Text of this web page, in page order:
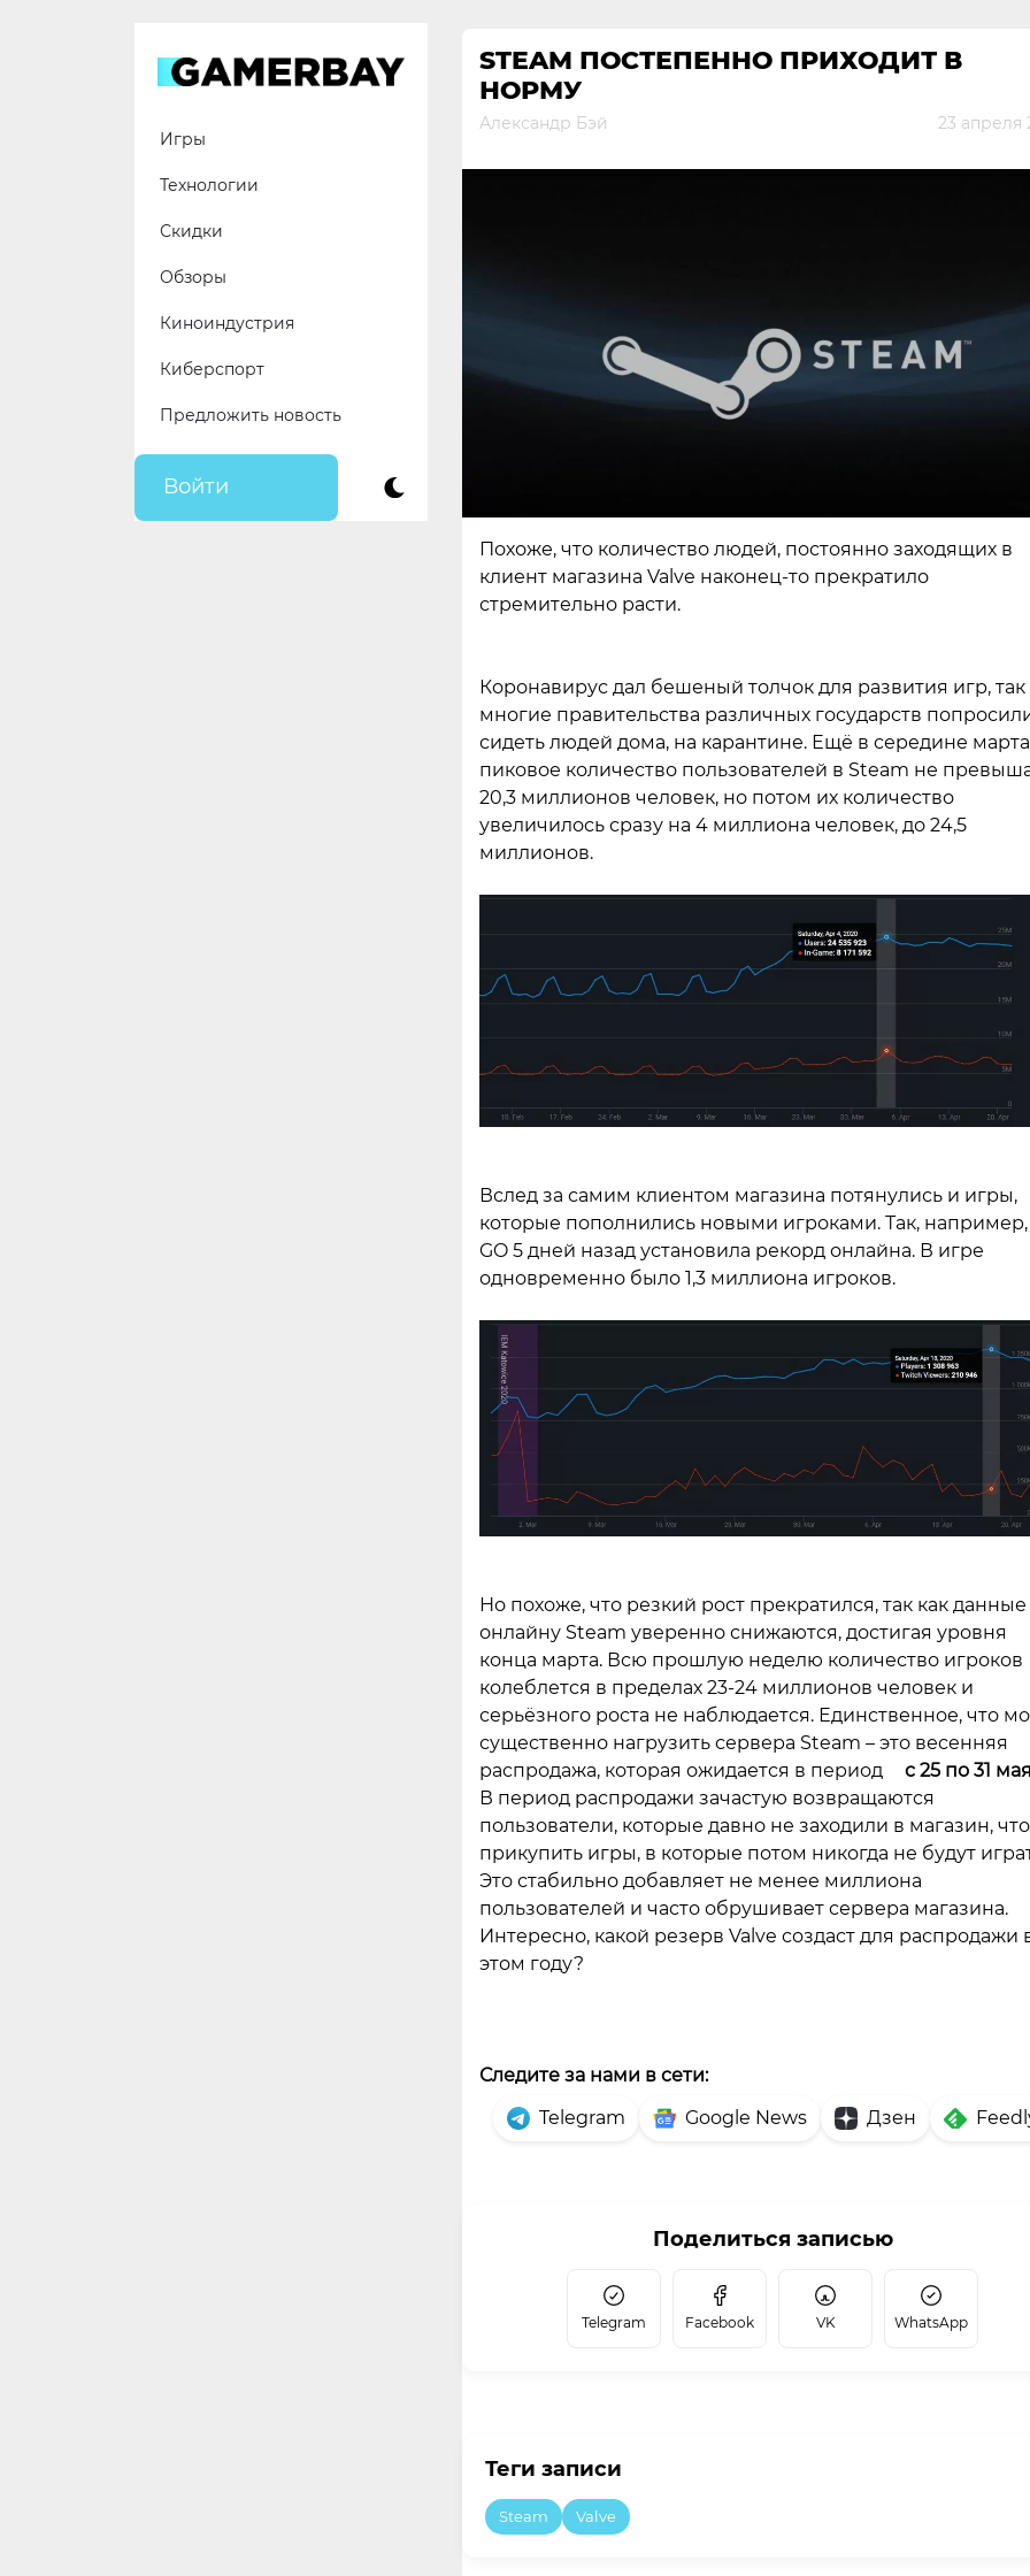
Игры
Технологии
Скидки
Обзоры
Киноиндустрия
Киберспорт
Предложить новость
Войти
STEAM ПОСТЕПЕННО ПРИХОДИТ В
НОРМУ
Александр Бэй 23 апреля
Похоже, что количество людей, постоянно заходящих в
клиент магазина Valve наконец-то прекратило
стремительно расти.
Коронавирус дал бешеный толчок для развития игр, так
многие правительства различных государств
сидеть людей дома, на карантине. Ещё в середине
пиковое количество пользователей в Steam не
20,3 миллионов человек, но потом их количество
увеличилось сразу на 4 миллиона человек, до 24,5
миллионов.
Вслед за самим клиентом магазина потянулись и игры,
которые пополнились новыми игроками. Так, например,
GO 5 дней назад установила рекорд онлайна. В игре
одновременно было 1,3 миллиона игроков.
Но похоже, что резкий рост прекратился, так как
онлайну Steam уверенно снижаются, достигая уровня
конца марта. Всю прошлую неделю количество игроков
колеблется в пределах 23-24 миллионов человек и
серьёзного роста не наблюдается. Единственное, что
существенно нагрузить сервера Steam – это весенняя
распродажа, которая ожидается в период
с 25 по 31
В период распродажи зачастую возвращаются
пользователи, которые давно не заходили в магазин,
прикупить игры, в которые потом никогда не будут
Это стабильно добавляет не менее миллиона
пользователей и часто обрушивает сервера магазина.
Интересно, какой резерв Valve создаст для распродажи
этом году?
Следите за нами в сети:
Telegram
Google News Дзен
Поделиться записью
Telegram Facebook VK WhatsApp
Теги записи
Steam Valve